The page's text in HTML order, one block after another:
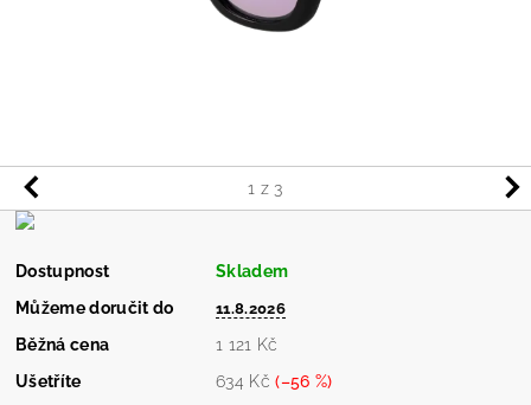
1 z 3
Dostupnost
Skladem
Můžeme doručit do
11.8.2026
Běžná cena
1 121 Kč
Ušetříte
634 Kč(–56 %)